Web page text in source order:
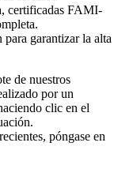
certificadas FAMI-
garantizar la alta
de nuestros
por un
clic en el
póngase en